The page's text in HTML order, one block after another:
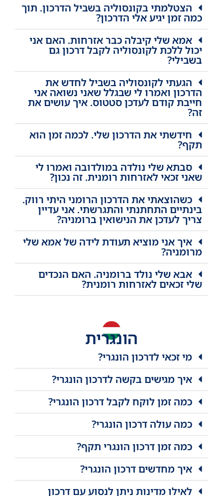
הצטלמתי בקונסוליה בשביל הדרכון. תוך
כמה זמן יגיע אלי הדרכון?
אמא שלי קיבלה כבר אזרחות. האם אני
יכול ללכת לקונסוליה לקבל דרכון גם
בשבילי?
הגעתי לקונסוליה בשביל לחדש את
הדרכון ואמרו לי שבגלל שאני נשואה אני
חייבת קודם לעדכן סטטוס. איך עושים את
זה?
חידשתי את הדרכון שלי. לכמה זמן הוא
תקף?
סבתא שלי נולדה במולדובה ואמרו לי
שאני זכאי לאזרחות רומנית. זה נכון?
כשהוצאתי את הדרכון הרומני היתי רווק.
בינתיים התחתנתי והתגרשתי. אני עדיין
צריך לעדכן את הנישואין ברומניה?
איך אני מוציא תעודת לידה של אמא שלי
מרומניה?
אבא שלי נולד ברומניה. האם הנכדים
שלי זכאים לאזרחות רומנית?
הונגרית
מי זכאי לדרכון הונגרי?
איך מגישים בקשה לדרכון הונגרי?
כמה זמן לוקח לקבל דרכון הונגרי?
כמה עולה דרכון הונגרי?
כמה זמן דרכון הונגרי תקף?
איך מחדשים דרכון הונגרי?
לאילו מדינות ניתן לנסוע עם דרכון